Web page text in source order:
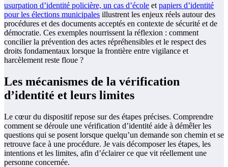
usurpation d’identité policière, un cas d’école et papiers d’identité
pour les élections municipales illustrent les enjeux réels autour des
procédures et des documents acceptés en contexte de sécurité et de
démocratie. Ces exemples nourrissent la réflexion : comment
concilier la prévention des actes répréhensibles et le respect des
droits fondamentaux lorsque la frontière entre vigilance et
harcèlement reste floue ?
Les mécanismes de la vérification
d’identité et leurs limites
Le cœur du dispositif repose sur des étapes précises. Comprendre
comment se déroule une vérification d’identité aide à démêler les
questions qui se posent lorsque quelqu’un demande son chemin et se
retrouve face à une procédure. Je vais décomposer les étapes, les
intentions et les limites, afin d’éclairer ce que vit réellement une
personne concernée.